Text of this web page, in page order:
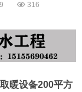
316
暖设备200平方